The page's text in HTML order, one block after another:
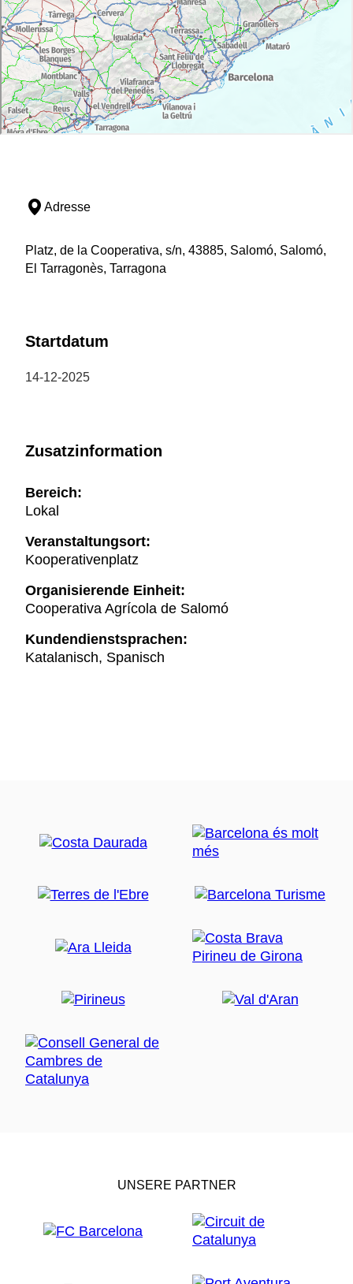
Adresse
Platz, de la Cooperativa, s/n, 43885, Salomó, Salomó,
El Tarragonès, Tarragona
Startdatum
14-12-2025
Zusatzinformation
Bereich:
Lokal
Veranstaltungsort:
Kooperativenplatz
Organisierende Einheit:
Cooperativa Agrícola de Salomó
Kundendienstsprachen:
Katalanisch, Spanisch
UNSERE PARTNER